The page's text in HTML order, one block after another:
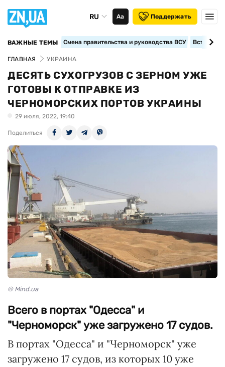
RU Аа Поддержать
ВАЖНЫЕ ТЕМЫ Смена правительства и руководства ВСУ
ГЛАВНАЯ УКРАИНА
ДЕСЯТЬ СУХОГРУЗОВ С ЗЕРНОМ УЖЕ
ГОТОВЫ К ОТПРАВКЕ ИЗ
ЧЕРНОМОРСКИХ ПОРТОВ УКРАИНЫ
29 июля, 2022, 19:40
Поделиться
© Mind.ua
Всего в портах "Одесса" и
"Черноморск" уже загружено 17 судов.
В портах "Одесса" и "Черноморск" уже
загружено 17 судов, из которых 10 уже